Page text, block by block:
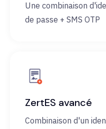
Une combinaison
de passe + SMS OTP
ZertES avancé
Combinaison d'un